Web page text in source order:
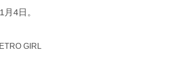
4日。
GIRL